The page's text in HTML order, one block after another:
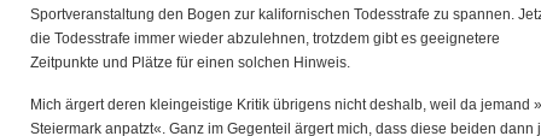
Sportveranstaltung den Bogen zur kalifornischen Todesstrafe zu spannen.
die Todesstrafe immer wieder abzulehnen, trotzdem gibt es geeignetere
Zeitpunkte und Plätze für einen solchen Hinweis.
Mich ärgert deren kleingeistige Kritik übrigens nicht deshalb, weil da jemand
Steiermark anpatzt«. Ganz im Gegenteil ärgert mich, dass diese beiden dann